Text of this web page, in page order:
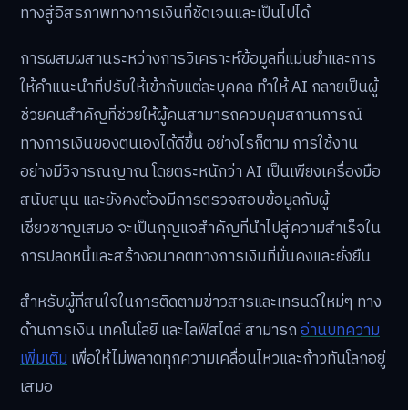
ทางสู่อิสรภาพทางการเงินที่ชัดเจนและเป็นไปได้
การผสมผสานระหว่างการวิเคราะห์ข้อมูลที่แม่นยำและการ
ให้คำแนะนำที่ปรับให้เข้ากับแต่ละบุคคล ทำให้ AI กลายเป็นผู้
ช่วยคนสำคัญที่ช่วยให้ผู้คนสามารถควบคุมสถานการณ์
ทางการเงินของตนเองได้ดีขึ้น อย่างไรก็ตาม การใช้งาน
อย่างมีวิจารณญาณ โดยตระหนักว่า AI เป็นเพียงเครื่องมือ
สนับสนุน และยังคงต้องมีการตรวจสอบข้อมูลกับผู้
เชี่ยวชาญเสมอ จะเป็นกุญแจสำคัญที่นำไปสู่ความสำเร็จใน
การปลดหนี้และสร้างอนาคตทางการเงินที่มั่นคงและยั่งยืน
สำหรับผู้ที่สนใจในการติดตามข่าวสารและเทรนด์ใหม่ๆ ทาง
ด้านการเงิน เทคโนโลยี และไลฟ์สไตล์ สามารถอ่านบทความ
เพิ่มเติมเพื่อให้ไม่พลาดทุกความเคลื่อนไหวและก้าวทันโลกอยู่
เสมอ